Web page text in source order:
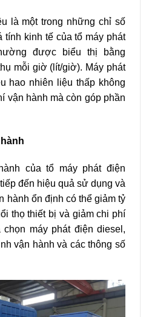
là một trong những chỉ số
tính kinh tế của tổ máy phát
được biểu thị bằng
mỗi giờ (lít/giờ). Máy phát
hao nhiên liệu thấp không
vận hành mà còn góp phần
của tổ máy phát điện
đến hiệu quả sử dụng và
hành ổn định có thể giảm tỷ
thọ thiết bị và giảm chi phí
máy phát điện diesel,
vận hành và các thông số